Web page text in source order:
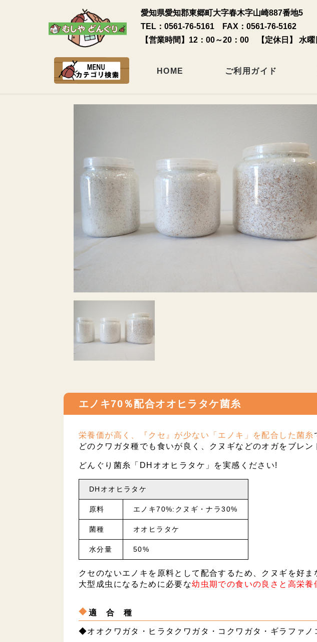
愛知県愛知郡東郷町大字春木字山崎887番地5
TEL：0561-76-5161 FAX：0561-76-5162
【営業時間】12：00～20：00 【定休日】 水曜
HOME ご利用ガイド
エノキ70％配合オオヒラタケ菌糸
栄養価が高く、『クセ』が少ない「エノキ」を配合した菌糸
どのクワガタ種でも食いが良く、クヌギなどのオガをブレ
どんぐり菌糸「DHオオヒラタケ」を実感ください!
DHオオヒラタケ
原料 エノキ70%:クヌギ・ナラ30%
菌種 オオヒラタケ
水分量 50%
クセのないエノキを原料として配合するため、クヌギを好ま
大型成虫になるために必要な幼虫期での食いの良さと高栄養
適 合 種
◆オオクワガタ・ヒラタクワガタ・コクワガタ・ギラファノ